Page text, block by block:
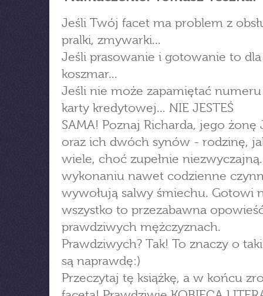
Jeśli Twój facet ma problem z
pralki, zmywarki...
Jeśli prasowanie i gotowanie to
koszmar...
Jeśli nie może zapamiętać
karty kredytowej... NIE JESTEŚ
SAMA! Poznaj Richarda, jego żonę
oraz ich dwóch synów - rodzinę,
wiele, choć zupełnie
wykonaniu nawet codzienne
wywołują salwy śmiechu. Gotowi
wszystko to przezabawna
prawdziwych mężczyznach.
Prawdziwych? Tak! To znaczy o
są naprawdę:)
Przeczytaj tę książkę, a w końcu